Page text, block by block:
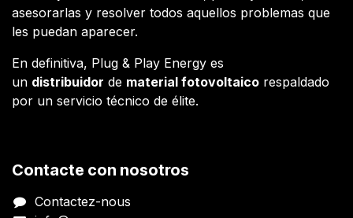
asesorarlas y resolver todos aquellos problemas que
les puedan aparecer.
En definitiva, Plug & Play Energy es
un distribuidor de material fotovoltaico respaldado
por un servicio técnico de élite.
Contacte con nosotros
Contactez-nous